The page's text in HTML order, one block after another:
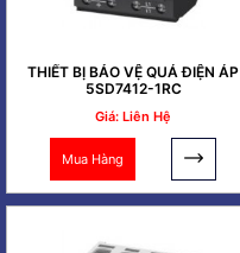
THIẾT BỊ BẢO VỆ QUÁ ĐIỆN ÁP
5SD7412-1RC
Giá: Liên Hệ
Mua Hàng